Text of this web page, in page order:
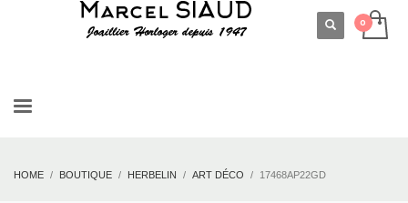
HOME BOUTIQUE HERBELIN ART DÉCO 17468AP22GD